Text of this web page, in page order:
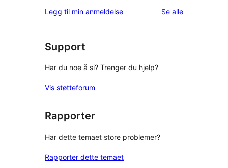
reviews
star
Legg til min anmeldelse Se alleomtalene
Support
Har du noe å si? Trenger du hjelp?
Vis støtteforum
Rapporter
Har dette temaet store problemer?
Rapporter dette temaet